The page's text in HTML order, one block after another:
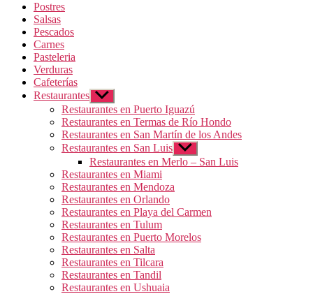
Postres
Salsas
Pescados
Carnes
Pasteleria
Verduras
Cafeterías
Restaurantes Mostrar
el
submenú
Restaurantes en Puerto Iguazú
Restaurantes en Termas de Río Hondo
Restaurantes en San Martín de los Andes
Restaurantes en San Luis Mostrar
el
submenú
Restaurantes en Merlo – San Luis
Restaurantes en Miami
Restaurantes en Mendoza
Restaurantes en Orlando
Restaurantes en Playa del Carmen
Restaurantes en Tulum
Restaurantes en Puerto Morelos
Restaurantes en Salta
Restaurantes en Tilcara
Restaurantes en Tandil
Restaurantes en Ushuaia